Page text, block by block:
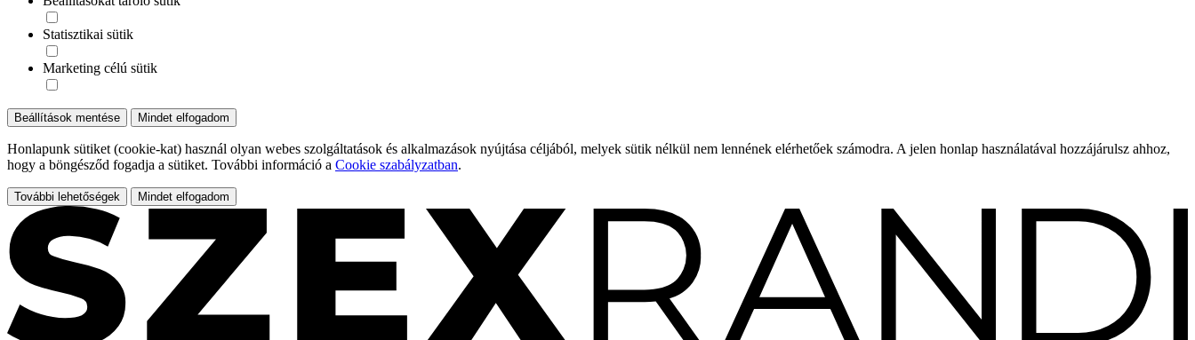
Statisztikai sütik
Marketing célú sütik
Beállítások mentése Mindet elfogadom
Honlapunk sütiket (cookie-kat) használ olyan webes szolgáltatások és alkalmazások nyújtása céljából, melyek sütik nélkül nem lennének elérhetőek számodra. A jelen honlap használatával hozzájárulsz ahhoz,
hogy a böngésződ fogadja a sütiket. További információ a Cookie szabályzatban.
További lehetőségek Mindet elfogadom